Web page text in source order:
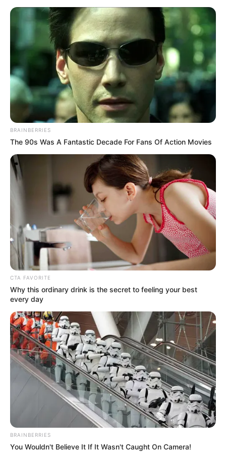
pasó después del bombardeo?”, Morris, incluso, reveló
los nombres de las supuestas víctimas.
El ministro de Defensa, Diego Molano, sin embargo,
aseguró que en la acción militar contra la estructura de
Gentil Duarte, un jefe de la disidencia de las Farc, se
cumplieron todos los protocolos del Derecho
Internacional Humanitario.
COMPARTIR
ALERTA BOGOTÁ EN GOOGLE NEWS
TEMAS RELACIONADOS
EJÉRCITO NACIONAL
MANTÉNGASE EN ALERTA
favor, active las notificaciones de Alerta.
ACTIVAR AHORA
TEMAS DESTACADOS
SARAMPIÓN AVENIDA AMBALÁ
IBAGUÉ
PARQUE DE DIVERSIONES
ELECCIONES PRESIDENCIALES
FENÓMENO DEL NIÑO
BRAINBERRIES
The 90s Was A Fantastic Decade For Fans Of Action Movies
CTA FAVORITE
Why this ordinary drink is the secret to feeling your best
every day
BRAINBERRIES
You Wouldn't Believe It If It Wasn't Caught On Camera!